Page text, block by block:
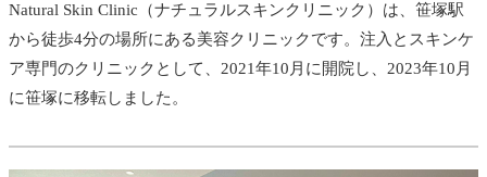
Natural Skin Clinic（ナチュラルスキンクリニック）は、笹塚駅
から徒歩4分の場所にある美容クリニックです。注入とスキンケ
ア専門のクリニックとして、2021年10月に開院し、2023年10月
に笹塚に移転しました。